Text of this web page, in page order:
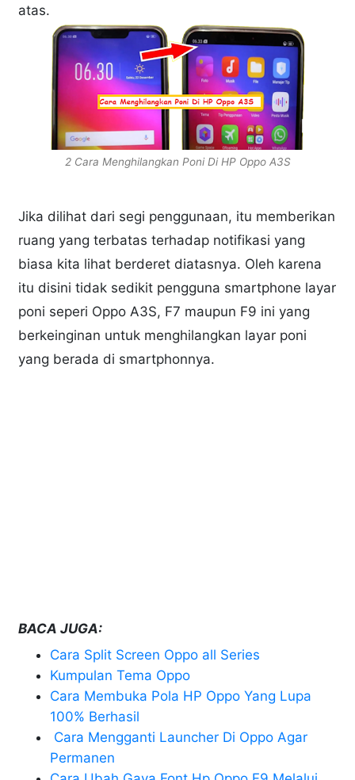
atas.
2 Cara Menghilangkan Poni Di HP Oppo A3S
Jika dilihat dari segi penggunaan, itu memberikan
ruang yang terbatas terhadap notifikasi yang
biasa kita lihat berderet diatasnya. Oleh karena
itu disini tidak sedikit pengguna smartphone layar
poni seperi Oppo A3S, F7 maupun F9 ini yang
berkeinginan untuk menghilangkan layar poni
yang berada di smartphonnya.
BACA JUGA:
Cara Split Screen Oppo all Series
Kumpulan Tema Oppo
Cara Membuka Pola HP Oppo Yang Lupa
100% Berhasil
Cara Mengganti Launcher Di Oppo Agar
Permanen